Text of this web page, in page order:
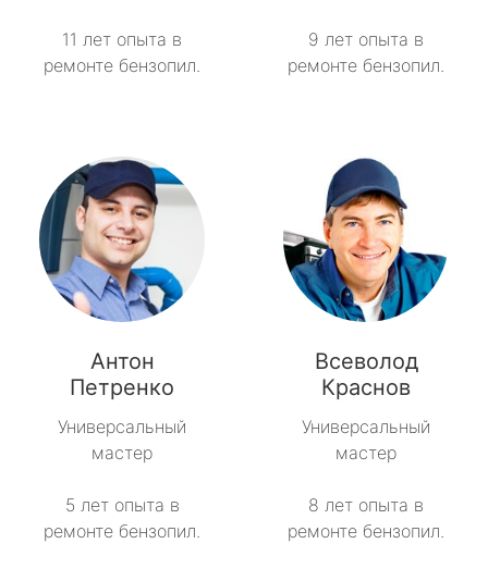
11 лет опыта в
ремонте бензопил.
9 лет опыта в
ремонте бензопил.
Антон
Петренко
Универсальный
мастер
5 лет опыта в
ремонте бензопил.
Всеволод
Краснов
Универсальный
мастер
8 лет опыта в
ремонте бензопил.